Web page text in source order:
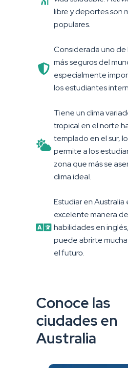
libre y deportes son
populares.
Considerada uno de
más seguros del
especialmente
los estudiantes
Tiene un clima
tropical en el norte
templado en el sur,
permite a los
zona que más se
clima ideal.
Estudiar en Australia
excelente manera
habilidades en
puede abrirte
el futuro.
Conoce las
ciudades en
Australia